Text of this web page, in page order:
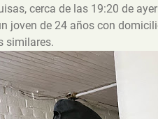
cerca de las 19:20 de
joven de 24 años con
similares.